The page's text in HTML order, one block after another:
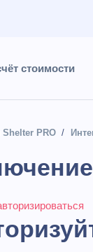
стоимости
PRO